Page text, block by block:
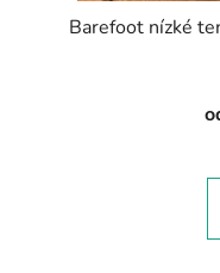
Barefoot nízké